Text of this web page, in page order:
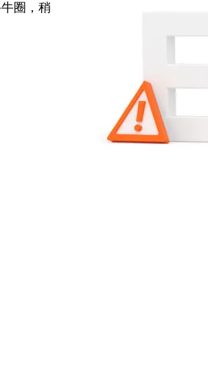
圈，稍